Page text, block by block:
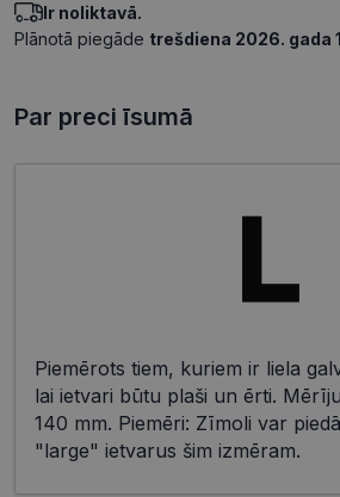
Ir noliktavā.
Plānotā piegāde trešdiena 2026. gada
Par preci īsumā
Piemērots tiem, kuriem ir liela
lai ietvari būtu plaši un ērti.
140 mm. Piemēri: Zīmoli var
"large" ietvarus šim izmēram.